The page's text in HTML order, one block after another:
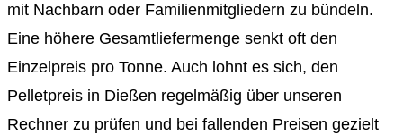
mit Nachbarn oder Familienmitgliedern zu bündeln.
Eine höhere Gesamtliefermenge senkt oft den
Einzelpreis pro Tonne. Auch lohnt es sich, den
Pelletpreis in Dießen regelmäßig über unseren
Rechner zu prüfen und bei fallenden Preisen gezielt